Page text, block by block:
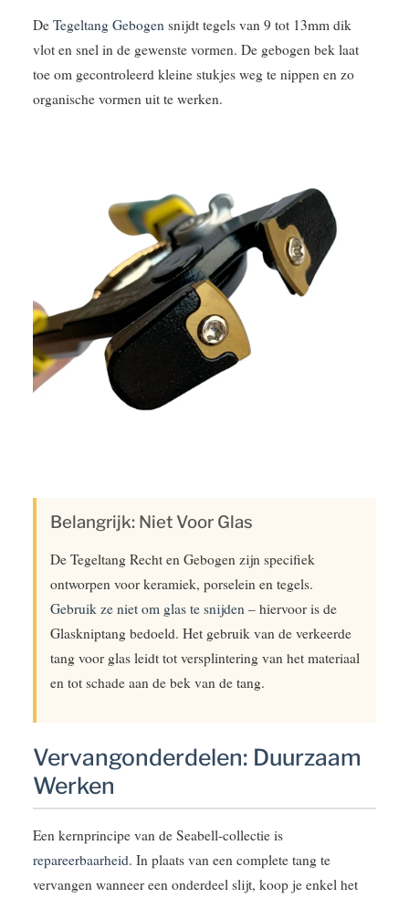
De Tegeltang Gebogen snijdt tegels van 9 tot 13mm dik
vlot en snel in de gewenste vormen. De gebogen bek laat
toe om gecontroleerd kleine stukjes weg te nippen en zo
organische vormen uit te werken.
Belangrijk: Niet Voor Glas
De Tegeltang Recht en Gebogen zijn specifiek
ontworpen voor keramiek, porselein en tegels.
Gebruik ze niet om glas te snijden – hiervoor is de
Glaskniptang bedoeld. Het gebruik van de verkeerde
tang voor glas leidt tot versplintering van het materiaal
en tot schade aan de bek van de tang.
Vervangonderdelen: Duurzaam
Werken
Een kernprincipe van de Seabell-collectie is
repareerbaarheid. In plaats van een complete tang te
vervangen wanneer een onderdeel slijt, koop je enkel het